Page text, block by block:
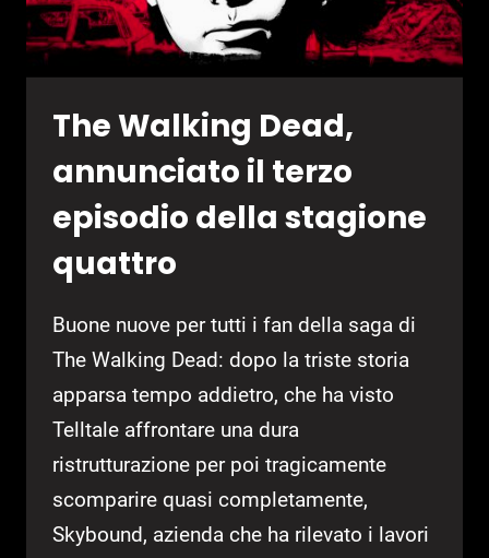
The Walking Dead,
annunciato il terzo
episodio della stagione
quattro
Buone nuove per tutti i fan della saga di
The Walking Dead: dopo la triste storia
apparsa tempo addietro, che ha visto
Telltale affrontare una dura
ristrutturazione per poi tragicamente
scomparire quasi completamente,
Skybound, azienda che ha rilevato i lavori